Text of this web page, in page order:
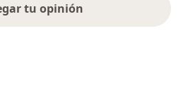
tu opinión